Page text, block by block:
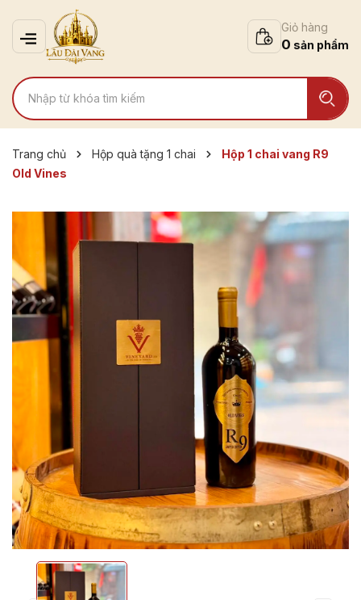
Giỏ hàng
0
Trang chủ Hộp quà tặng 1 chai
Hộp 1 chai vang R9
Old Vines